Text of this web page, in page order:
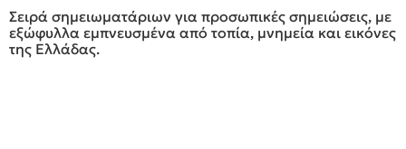
Σειρά σημειωματάριων για προσωπικές σημειώσεις, με
εξώφυλλα εμπνευσμένα από τοπία, μνημεία και εικόνες
της Ελλάδας.